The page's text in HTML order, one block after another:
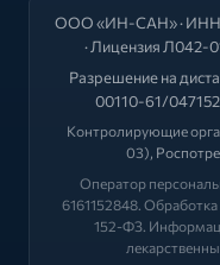
ООО «ИН-САН» · ИНН
· Лицензия Л042-
Разрешение на
00110-61/
Контролирующие
03),
Оператор
6161152848.
152-ФЗ.